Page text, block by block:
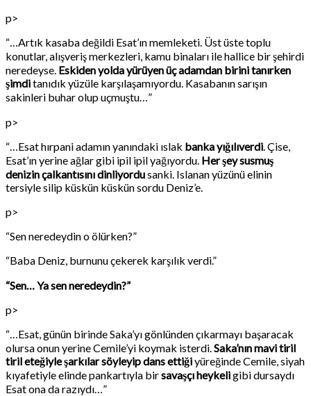
p>
“…Artık kasaba değildi Esat’ın memleketi. Üst üste toplu
konutlar, alışveriş merkezleri, kamu binaları ile hallice bir şehirdi
neredeyse. Eskiden yolda yürüyen üç adamdan birini tanırken
şimditanıdık yüzüle karşılaşamıyordu. Kasabanın sarışın
sakinleri buhar olup uçmuştu…”
p>
“…Esat hırpani adamın yanındaki ıslak banka yığılıverdi. Çise,
Esat’ın yerine ağlar gibi ipil ipil yağıyordu. Her şey susmuş
denizin çalkantısını dinliyordusanki. Islanan yüzünü elinin
tersiyle silip küskün küskün sordu Deniz’e.
p>
“Sen neredeydin o ölürken?”
“Baba Deniz, burnunu çekerek karşılık verdi.”
“Sen… Ya sen neredeydin?”
p>
“…Esat, günün birinde Saka’yı gönlünden çıkarmayı başaracak
olursa onun yerine Cemile’yi koymak isterdi.Saka’nın mavi tiril
tiril eteğiyle şarkılar söyleyip dans ettiğiyüreğinde Cemile, siyah
kıyafetiyle elinde pankartıyla birsavaşçı heykeligibi dursaydı
Esat ona da razıydı…”